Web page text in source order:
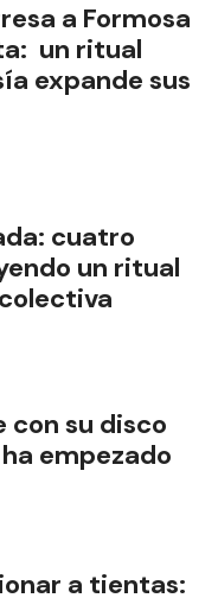
a Formosa
un ritual
expande sus
cuatro
un ritual
su disco
empezado
a tientas: